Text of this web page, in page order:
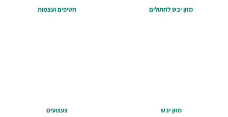
מזון יבש לחתולים חטיפים ועצמות
מזון יבש צעצועים